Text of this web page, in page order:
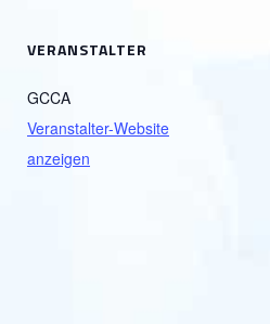
VERANSTALTER
GCCA
Veranstalter-Website
anzeigen